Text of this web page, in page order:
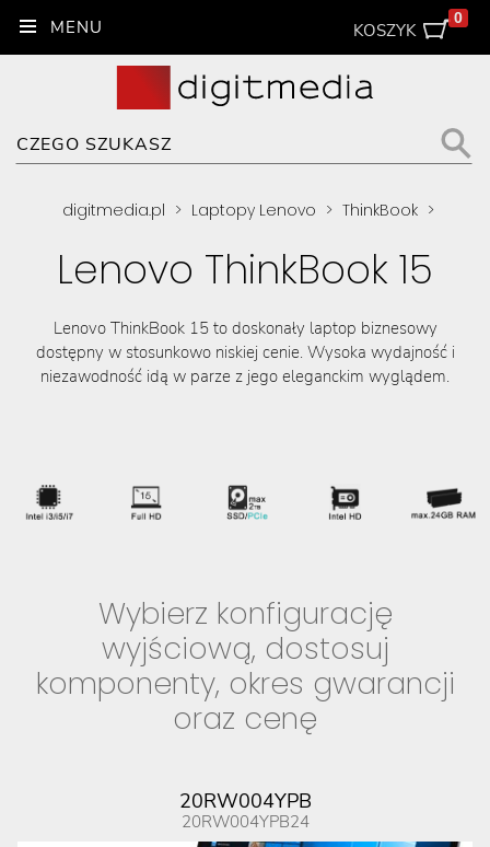
KOSZYK
0
digitmedia.pl > Laptopy Lenovo > ThinkBook >
Lenovo ThinkBook 15
Lenovo ThinkBook 15 to doskonały laptop biznesowy
dostępny w stosunkowo niskiej cenie. Wysoka wydajność i
niezawodność idą w parze z jego eleganckim wyglądem.
Wybierz konfigurację
wyjściową, dostosuj
komponenty, okres gwarancji
oraz cenę
20RW004YPB
20RW004YPB24